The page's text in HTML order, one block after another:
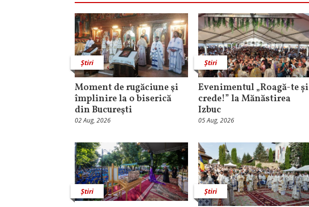
Știri
Moment de rugăciune şi
împlinire la o biserică
din Bucureşti
02 Aug, 2026
Știri
Evenimentul „Roagă-te și
crede!” la Mănăstirea
Izbuc
05 Aug, 2026
Știri Știri